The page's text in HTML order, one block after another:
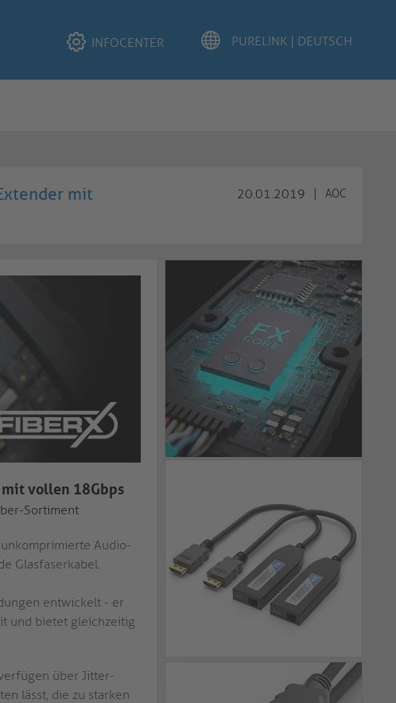
INFOCENTER
mit
20.01.2019 AOC
mit vollen 18Gbps
Sortiment
Audio-
Glasfaserkabel.
entwickelt - er
und bietet gleichzeitig
über Jitter-
lässt, die zu starken